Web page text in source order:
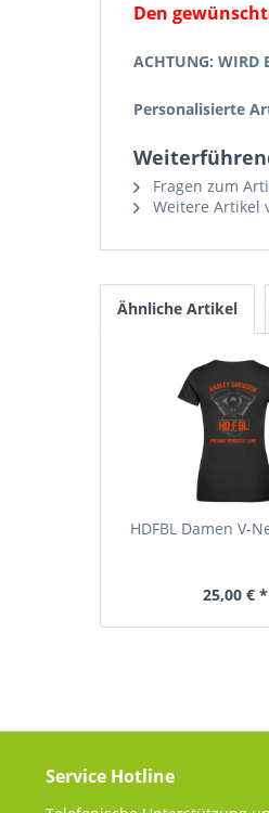
Den
ACHTUNG: WIRD
Personalisierte
Fragen zum
Weitere Artikel
Ähnliche Artikel
HDFBL Damen V-
25,00 € *
Service Hotline